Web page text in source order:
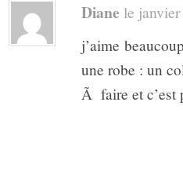
Diane le
j’aime
une robe : un
Ã faire et c’est